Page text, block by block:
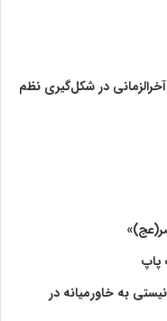
در شکل‌گیری نظم
پاپ
به خاورمیانه در